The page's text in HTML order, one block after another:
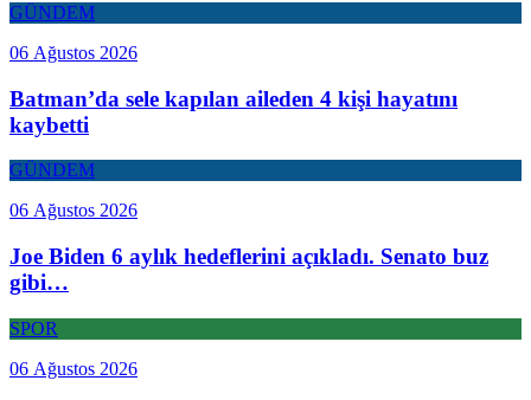
GÜNDEM
06 Ağustos 2026
Batman’da sele kapılan aileden 4 kişi hayatını
kaybetti
GÜNDEM
06 Ağustos 2026
Joe Biden 6 aylık hedeflerini açıkladı. Senato buz
gibi…
SPOR
06 Ağustos 2026